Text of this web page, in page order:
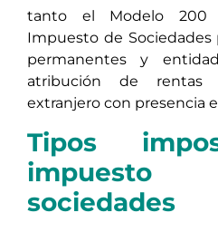
tanto el Modelo 200
Impuesto de
permanentes y
atribución de rentas
extranjero con presencia
Tipos
sociedades